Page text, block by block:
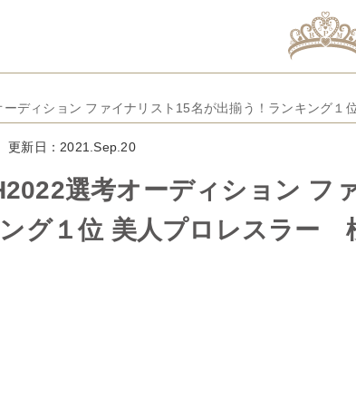
更新日：2021.Sep.20
選考オーディション フ
グ１位 美人プロレスラー